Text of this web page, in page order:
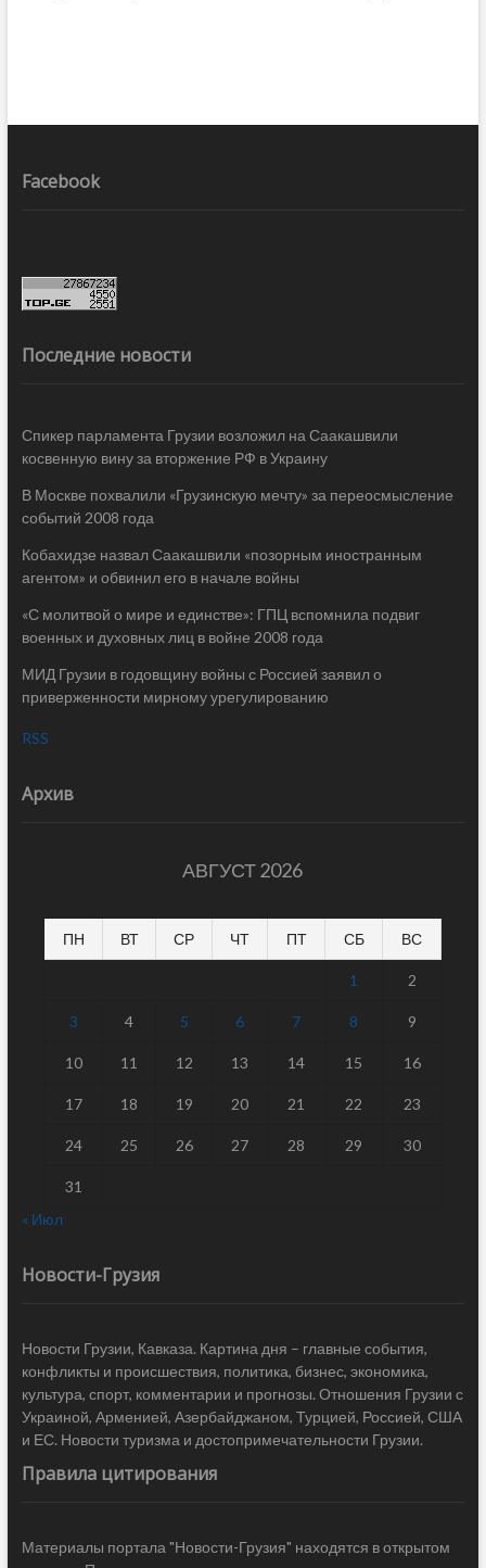
Facebook
Последние новости
Спикер парламента Грузии возложил на Саакашвили
косвенную вину за вторжение РФ в Украину
В Москве похвалили «Грузинскую мечту» за переосмысление
событий 2008 года
Кобахидзе назвал Саакашвили «позорным иностранным
агентом» и обвинил его в начале войны
«С молитвой о мире и единстве»: ГПЦ вспомнила подвиг
военных и духовных лиц в войне 2008 года
МИД Грузии в годовщину войны с Россией заявил о
приверженности мирному урегулированию
RSS
Архив
АВГУСТ 2026
ПН ВТ СР ЧТ ПТ СБ ВС
1 2
3 4 5 6 7 8 9
10 11 12 13 14 15 16
17 18 19 20 21 22 23
24 25 26 27 28 29 30
31
« Июл
Новости-Грузия
Новости Грузии, Кавказа. Картина дня – главные события,
конфликты и происшествия, политика, бизнес, экономика,
культура, спорт, комментарии и прогнозы. Отношения Грузии с
Украиной, Арменией, Азербайджаном, Турцией, Россией, США
и ЕС. Новости туризма и достопримечательности Грузии.
Правила цитирования
Материалы портала "Новости-Грузия" находятся в открытом